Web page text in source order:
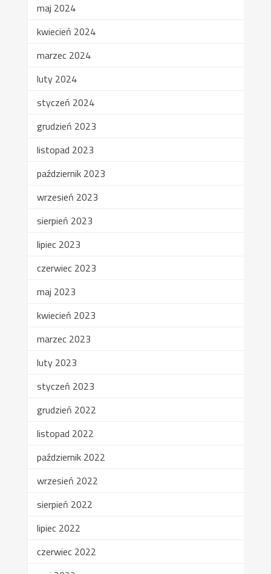
maj 2024
kwiecień 2024
marzec 2024
luty 2024
styczeń 2024
grudzień 2023
listopad 2023
październik 2023
wrzesień 2023
sierpień 2023
lipiec 2023
czerwiec 2023
maj 2023
kwiecień 2023
marzec 2023
luty 2023
styczeń 2023
grudzień 2022
listopad 2022
październik 2022
wrzesień 2022
sierpień 2022
lipiec 2022
czerwiec 2022